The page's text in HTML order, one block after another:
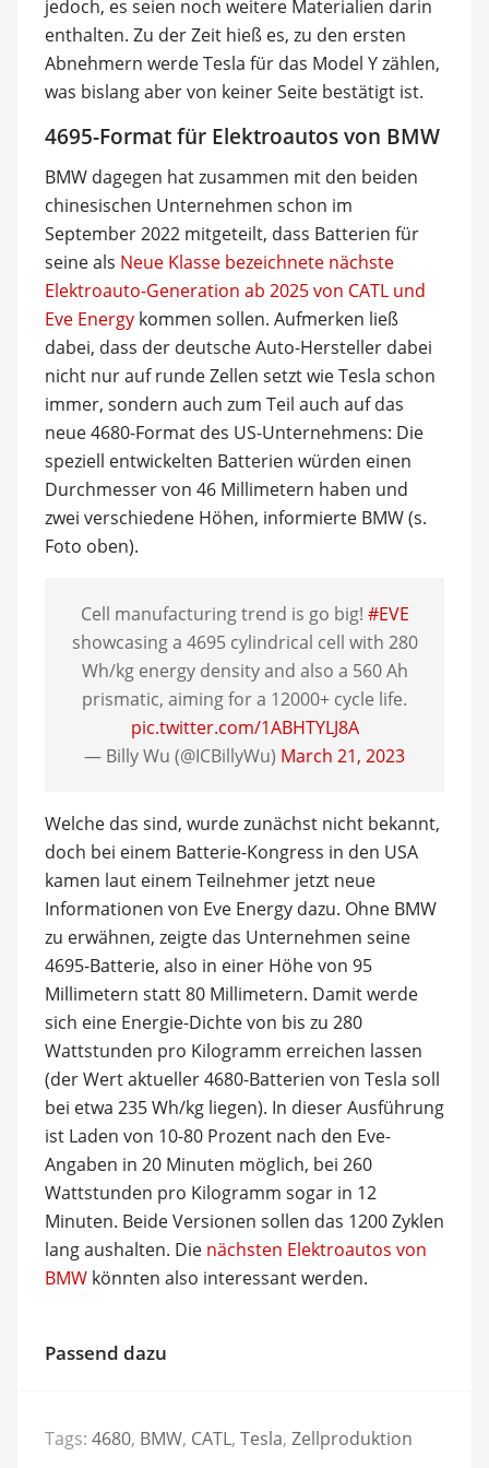
jedoch, es seien noch weitere Materialien darin
enthalten. Zu der Zeit hieß es, zu den ersten
Abnehmern werde Tesla für das Model Y zählen,
was bislang aber von keiner Seite bestätigt ist.
4695-Format für Elektroautos von BMW
BMW dagegen hat zusammen mit den beiden
chinesischen Unternehmen schon im
September 2022 mitgeteilt, dass Batterien für
seine als Neue Klasse bezeichnete nächste
Elektroauto-Generation ab 2025 von CATL und
Eve Energykommen sollen. Aufmerken ließ
dabei, dass der deutsche Auto-Hersteller dabei
nicht nur auf runde Zellen setzt wie Tesla schon
immer, sondern auch zum Teil auch auf das
neue 4680-Format des US-Unternehmens: Die
speziell entwickelten Batterien würden einen
Durchmesser von 46 Millimetern haben und
zwei verschiedene Höhen, informierte BMW (s.
Foto oben).
Cell manufacturing trend is go big! #EVE
showcasing a 4695 cylindrical cell with 280
Wh/kg energy density and also a 560 Ah
prismatic, aiming for a 12000+ cycle life.
pic.twitter.com/1ABHTYLJ8A
— Billy Wu (@ICBillyWu) March 21, 2023
Welche das sind, wurde zunächst nicht bekannt,
doch bei einem Batterie-Kongress in den USA
kamen laut einem Teilnehmer jetzt neue
Informationen von Eve Energy dazu. Ohne BMW
zu erwähnen, zeigte das Unternehmen seine
4695-Batterie, also in einer Höhe von 95
Millimetern statt 80 Millimetern. Damit werde
sich eine Energie-Dichte von bis zu 280
Wattstunden pro Kilogramm erreichen lassen
(der Wert aktueller 4680-Batterien von Tesla soll
bei etwa 235 Wh/kg liegen). In dieser Ausführung
ist Laden von 10-80 Prozent nach den Eve-
Angaben in 20 Minuten möglich, bei 260
Wattstunden pro Kilogramm sogar in 12
Minuten. Beide Versionen sollen das 1200 Zyklen
lang aushalten. Die nächsten Elektroautos von
BMWkönnten also interessant werden.
Passend dazu
Tags: 4680, BMW, CATL, Tesla, Zellproduktion